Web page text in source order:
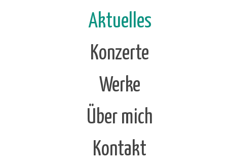
Aktuelles
Konzerte
Werke
Über mich
Kontakt